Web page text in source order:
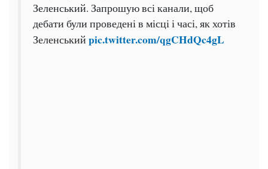
Зеленський. Запрошую всі канали, щоб
дебати були проведені в місці і часі, як хотів
Зеленський pic.twitter.com/qgCHdQc4gL